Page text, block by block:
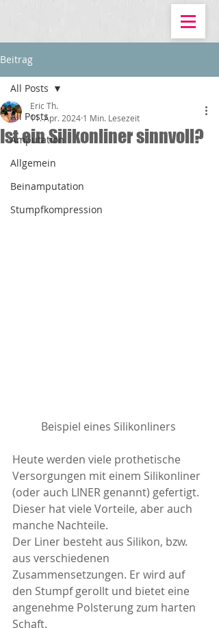
Beitrag
All Posts
Amputation
Allgemein
Beinamputation
Stumpfkompression
All Posts
Ist ein Silikonliner sinnvoll?
Eric Th.
11. Apr. 2024 1 Min. Lesezeit
Beispiel eines Silikonliners
Heute werden viele prothetische
Versorgungen mit einem Silikonliner
(oder auch LINER genannt) gefertigt.
Dieser hat viele Vorteile, aber auch
manche Nachteile.
Der Liner besteht aus Silikon, bzw.
aus verschiedenen
Zusammensetzungen. Er wird auf
den Stumpf gerollt und bietet eine
angenehme Polsterung zum harten
Schaft.